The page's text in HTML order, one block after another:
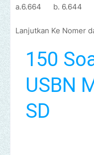
a.6.664
b. 6.644
Lanjutkan Ke Nomer
150
USBN
SD